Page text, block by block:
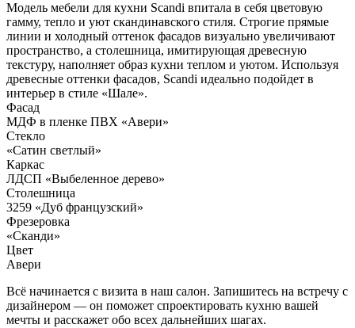
Модель мебели для кухни Scandi впитала в себя цветовую
гамму, тепло и уют скандинавского стиля. Строгие прямые
линии и холодный оттенок фасадов визуально увеличивают
пространство, а столешница, имитирующая древесную
текстуру, наполняет образ кухни теплом и уютом. Используя
древесные оттенки фасадов, Scandi идеально подойдет в
интерьер в стиле «Шале».
Фасад
МДФ в пленке ПВХ «Авери»
Стекло
«Сатин светлый»
Каркас
ЛДСП «Выбеленное дерево»
Столешница
3259 «Дуб французский»
Фрезеровка
«Сканди»
Цвет
Авери
Всё начинается с визита в наш салон. Запишитесь на встречу с
дизайнером — он поможет спроектировать кухню вашей
мечты и расскажет обо всех дальнейших шагах.